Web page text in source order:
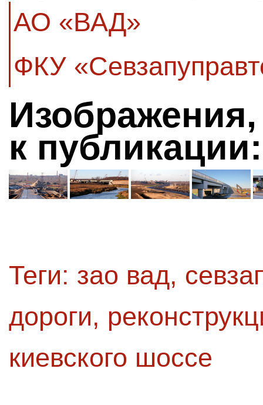
АО «ВАД»
ФКУ
к публикации:
Теги: зао вад,
дороги,
киевского шоссе